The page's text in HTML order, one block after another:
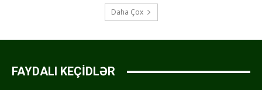
Daha Çox
FAYDALI KEÇİDLƏR